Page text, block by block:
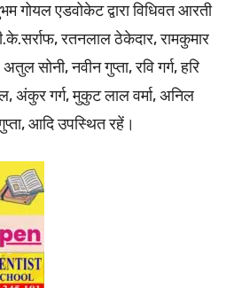
गोयल एडवोकेट द्वारा विधिवत आरती
रतनलाल ठेकेदार, रामकुमार
अतुल सोनी, नवीन गुप्ता, रवि गर्ग, हरि
अंकुर गर्ग, मुकुट लाल वर्मा, अनिल
आदि उपस्थित रहें।